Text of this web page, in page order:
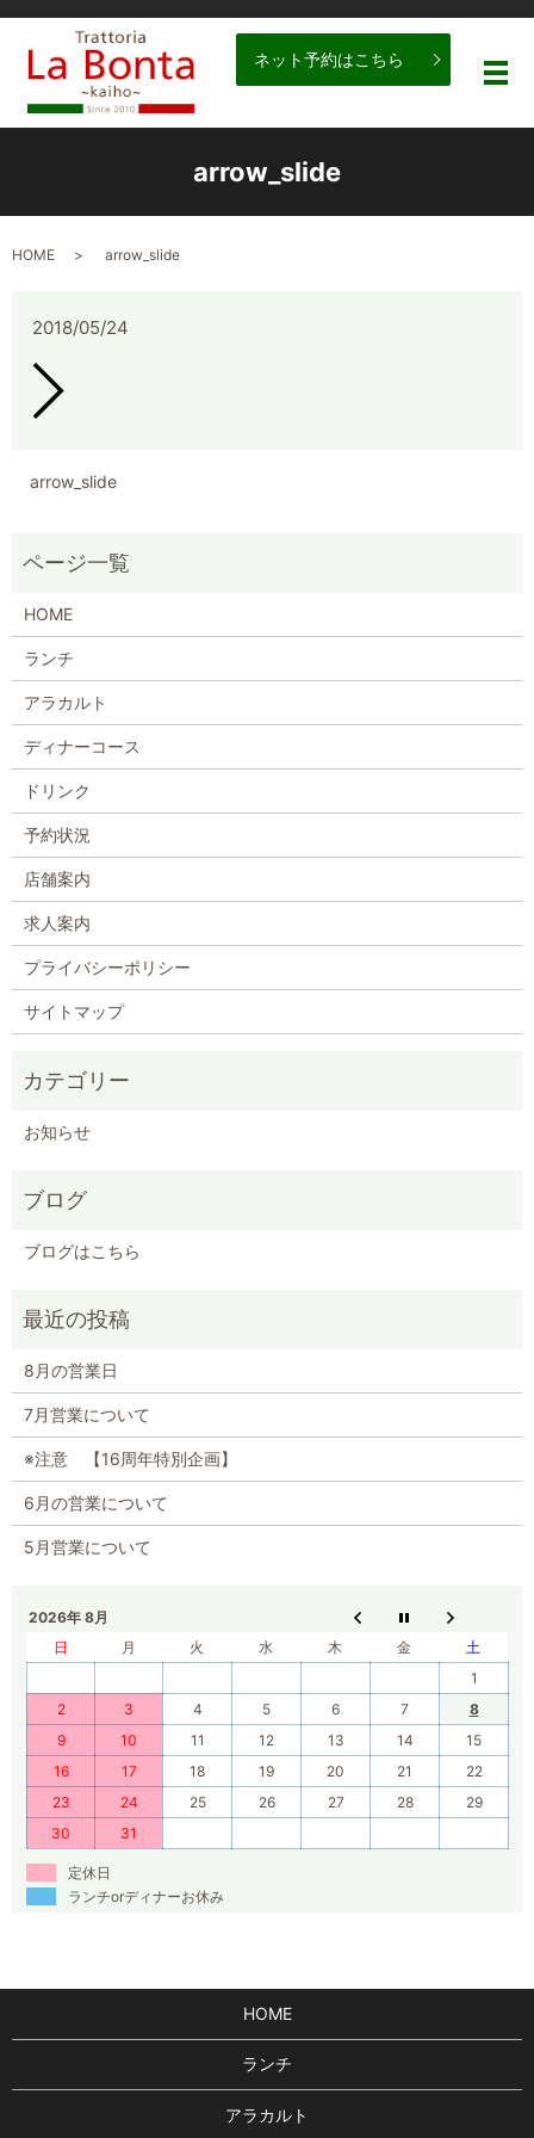
ネット予約はこちら
メ
arrow_slide
HOME arrow_slide
2018/05/24
arrow_slide
HOME
ランチ
アラカルト
ディナーコース
ドリンク
予約状況
店舗案内
求人案内
プライバシーポリシー
サイトマップ
お知らせ
ブログ
ブログはこちら
8月の営業日
7月営業について
※注意 【16周年特別企画】
6月の営業について
5月営業について
2026年 8月
日
月 火 水 木 金
土
1
2
3 4 5 6 7
8
9
10 11 12 13 14
15
16
17 18 19 20 21
22
23
24 25 26 27 28
29
30
31
定休日
ランチorディナーお休み
HOME
ランチ
アラカルト